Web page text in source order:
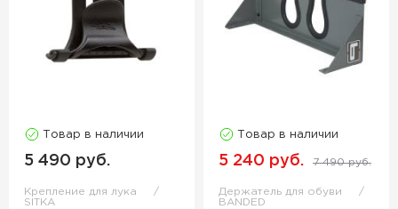
Товар в наличии
5 490 руб.
Крепление для лука
SITKA
Товар в наличии
5 240 руб. 7 490 руб.
Держатель для обуви
BANDED